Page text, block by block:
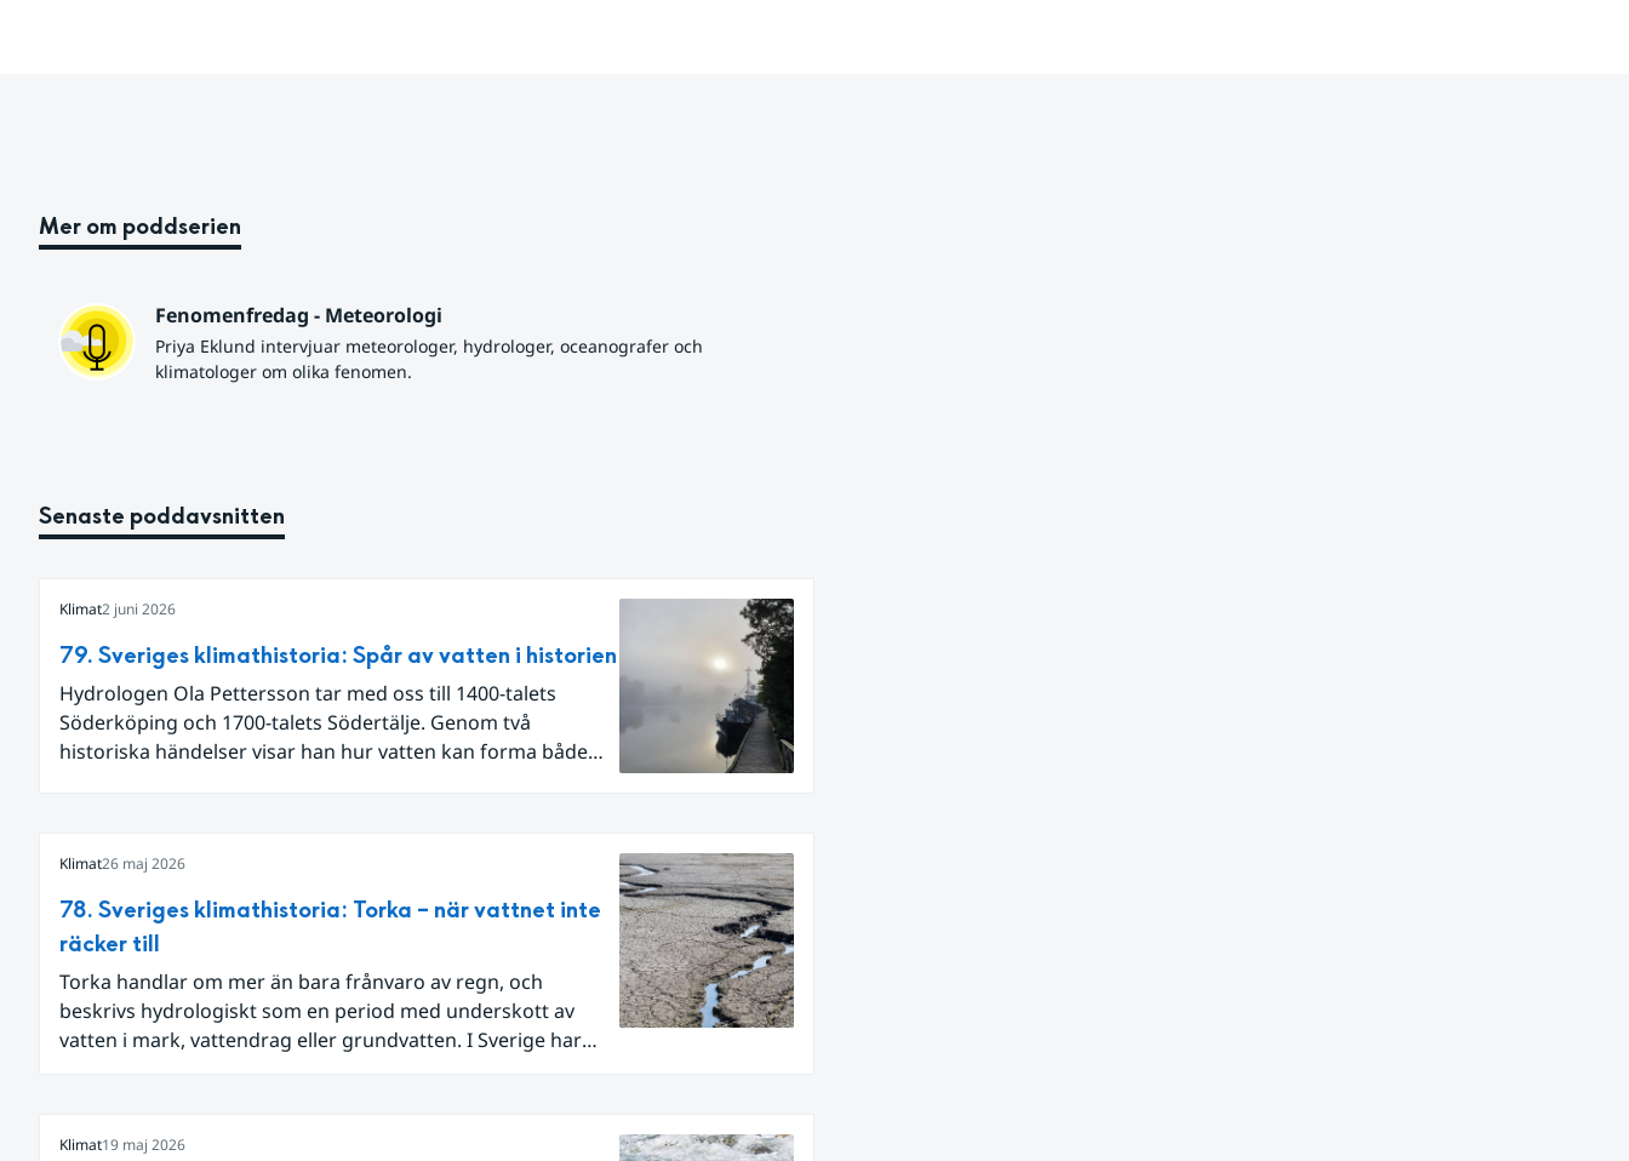
Mer om poddserien
Fenomenfredag - Meteorologi
Priya Eklund intervjuar meteorologer, hydrologer, oceanografer och
klimatologer om olika fenomen.
Senaste poddavsnitten
Klimat2 juni 2026
79. Sveriges klimathistoria: Spår av vatten i historien
Hydrologen Ola Pettersson tar med oss till 1400-talets
Söderköping och 1700-talets Södertälje. Genom två
historiska händelser visar han hur vatten kan forma både
Klimat26 maj 2026
78. Sveriges klimathistoria: Torka – när vattnet inte
räcker till
Torka handlar om mer än bara frånvaro av regn, och
beskrivs hydrologiskt som en period med underskott av
vatten i mark, vattendrag eller grundvatten. I Sverige har
Klimat19 maj 2026